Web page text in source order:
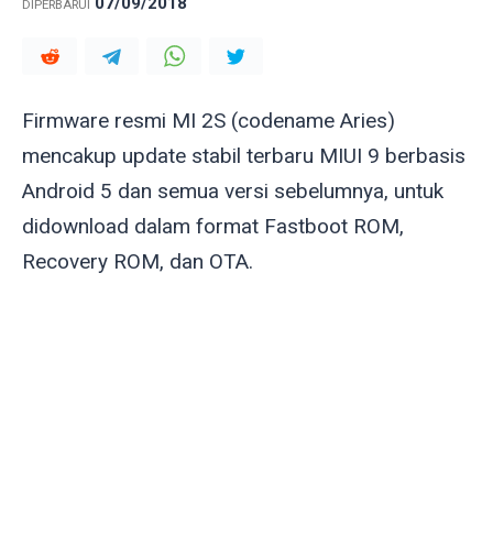
DIPERBARUI
Firmware resmi MI 2S (codename Aries)
mencakup update stabil terbaru MIUI 9 berbasis
Android 5 dan semua versi sebelumnya, untuk
didownload dalam format Fastboot ROM,
Recovery ROM, dan OTA.